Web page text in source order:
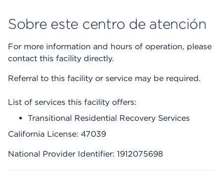
Sobre este centro de atención
For more information and hours of operation, please
contact this facility directly.
Referral to this facility or service may be required.
List of services this facility offers:
Transitional Residential Recovery Services
California License: 47039
National Provider Identifier: 1912075698